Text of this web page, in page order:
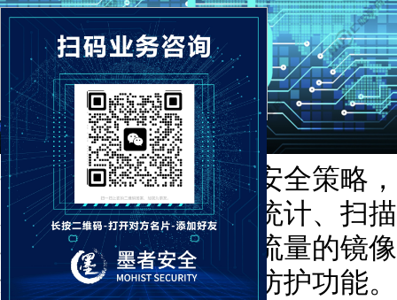
旁路部署是一种网络安全策略
入网络，对流量进行统计、扫
其原理基于对交换机流量的镜
进行处理，实现安全防护功能。